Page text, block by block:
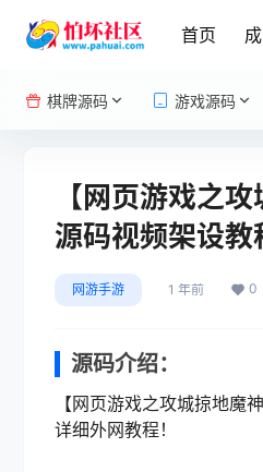
首页
棋牌源码 游戏源码
【网页游戏之
源码视频架设
网游手游 1 年前 0
源码介绍：
【网页游戏之攻城掠地
详细外网教程！